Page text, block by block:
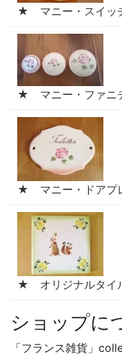
★ マニー・スイッ
★ マニー・ファニ
★ マニー・ドアプ
★ オリジナルタイ
ショップに
「フランス雑貨」